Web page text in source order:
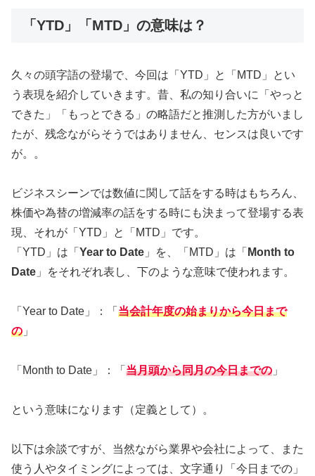
「YTD」「MTD」の意味は？
久々の頭字語の登場で、今回は「YTD」と「MTD」とい
う表現を紹介していきます。昔、私の知り合いに「やっと
できた」「もっとできる」の略語だと推測した方がいまし
たが、残念ながらそうではありません、センスは良いです
が。。
ビジネスシーンでは数値に関して話をする時はもちろん、
株価や為替の増減率の話をする時にも決まって登場する表
現、それが「YTD」と「MTD」です。
「YTD」は「 Year to Date 」を、「MTD」は「 Month to
Date 」をそれぞれ表し、下のような意味で使われます。
「Year to Date」：「 当会計年度の始まりから今日まで
の 」
「Month to Date」：「 当月頭から同月の今日までの 」
という意味になります（定義として）。
以下は余談ですが、当然ながら業界や会社によって、また
使う人やタイミングによっては、文字通り「今日までの」